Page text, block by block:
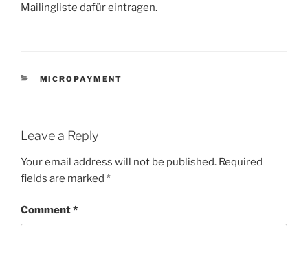
Mailingliste dafür eintragen.
CATEGORIES
MICROPAYMENT
Leave a Reply
Your email address will not be published. Required
fields are marked *
Comment*